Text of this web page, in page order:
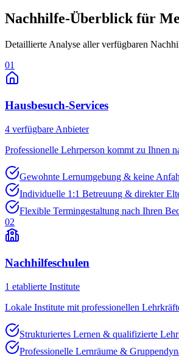
Nachhilfe-Überblick für
Detaillierte Analyse aller verfügbaren
01
Hausbesuch-Services
4 verfügbare Anbieter
Professionelle Lehrperson kommt zu Ihnen
Gewohnte Lernumgebung & keine
Individuelle 1:1 Betreuung & direkter
Flexible Termingestaltung nach Ihren
02
Nachhilfeschulen
1 etablierte Institute
Lokale Institute mit professionellen
Strukturiertes Lernen & qualifizierte
Professionelle Lernräume &